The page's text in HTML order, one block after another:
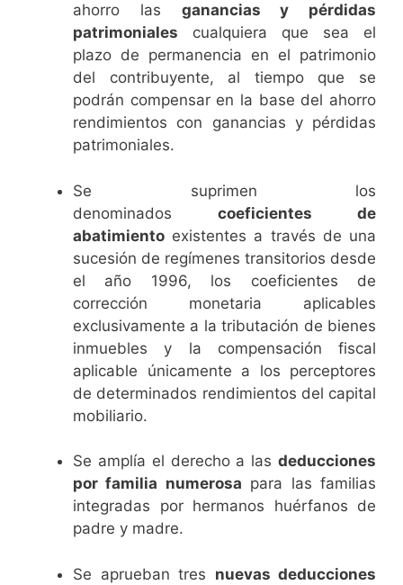
ahorro las ganancias y pérdidas
patrimoniales cualquiera que sea el
plazo de permanencia en el patrimonio
del contribuyente, al tiempo que se
podrán compensar en la base del ahorro
rendimientos con ganancias y pérdidas
patrimoniales.
Se suprimen los
denominados coeficientes de
abatimiento existentes a través de una
sucesión de regímenes transitorios desde
el año 1996, los coeficientes de
corrección monetaria aplicables
exclusivamente a la tributación de bienes
inmuebles y la compensación fiscal
aplicable únicamente a los perceptores
de determinados rendimientos del capital
mobiliario.
Se amplía el derecho a las deducciones
por familia numerosa para las familias
integradas por hermanos huérfanos de
padre y madre.
Se aprueban tres nuevas deducciones